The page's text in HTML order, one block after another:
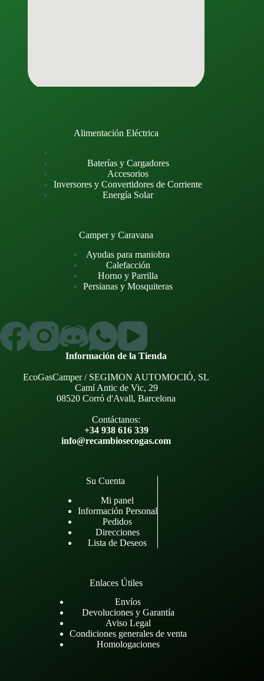
Alimentación Eléctrica
Baterías y Cargadores
Accesorios
Inversores y Convertidores de Corriente
Energía Solar
Camper y Caravana
Ayudas para maniobra
Calefacción
Horno y Parrilla
Persianas y Mosquiteras
Información de la Tienda
EcoGasCamper / SEGIMON AUTOMOCIÓ, SL
Camí Antic de Vic, 29
08520 Corró d'Avall, Barcelona
Contáctanos:
+34 938 616 339
info@recambiosecogas.com
Su Cuenta
Mi panel
Información Personal
Pedidos
Direcciones
Lista de Deseos
Enlaces Útiles
Envíos
Devoluciones y Garantía
Aviso Legal
Condiciones generales de venta
Homologaciones